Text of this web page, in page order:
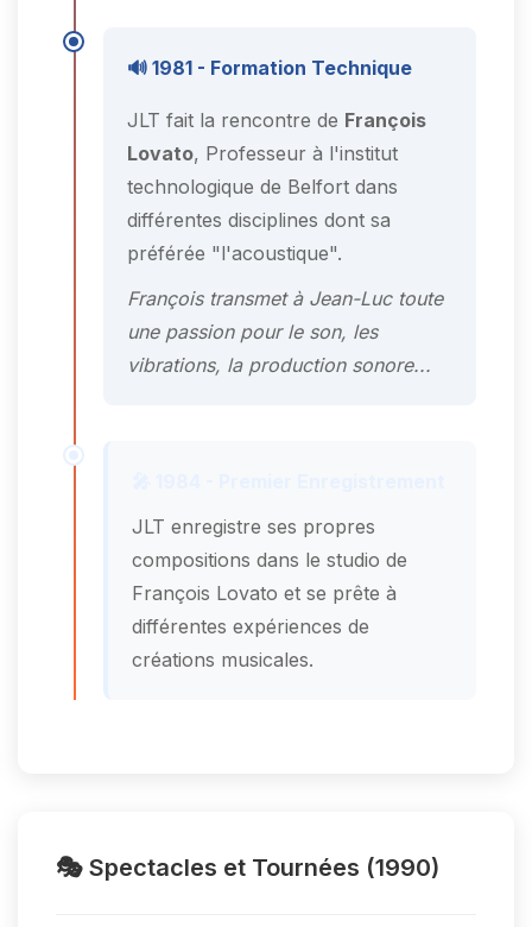
🔊 1981 - Formation Technique
JLT fait la rencontre de François
Lovato, Professeur à l'institut
technologique de Belfort dans
différentes disciplines dont sa
préférée "l'acoustique".
François transmet à Jean-Luc toute
une passion pour le son, les
vibrations, la production sonore...
JLT enregistre ses propres
compositions dans le studio de
François Lovato et se prête à
différentes expériences de
créations musicales.
🎭 Spectacles et Tournées (1990)